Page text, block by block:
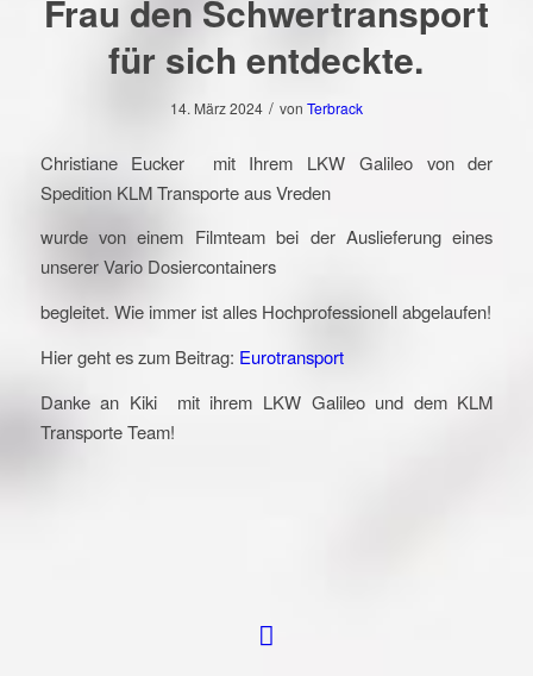
Frau den Schwertransport
für sich entdeckte.
14. März 2024 / von Terbrack
Christiane Eucker mit Ihrem LKW Galileo von der
Spedition KLM Transporte aus Vreden
wurde von einem Filmteam bei der Auslieferung eines
unserer Vario Dosiercontainers
begleitet. Wie immer ist alles Hochprofessionell abgelaufen!
Hier geht es zum Beitrag: Eurotransport
Danke an Kiki mit ihrem LKW Galileo und dem KLM
Transporte Team!